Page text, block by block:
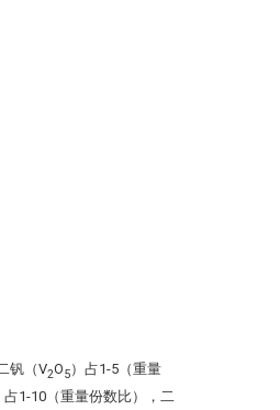
钒（V2O5）占1-5（重量
占1-10（重量份数比），二